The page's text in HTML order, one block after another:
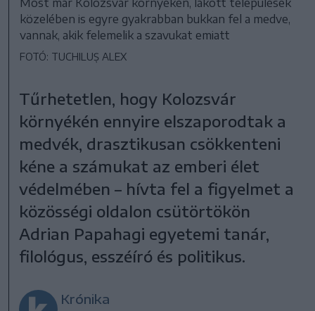
Most már Kolozsvár környékén, lakott települések
közelében is egyre gyakrabban bukkan fel a medve,
vannak, akik felemelik a szavukat emiatt
FOTÓ: TUCHILUȘ ALEX
Tűrhetetlen, hogy Kolozsvár
környékén ennyire elszaporodtak a
medvék, drasztikusan csökkenteni
kéne a számukat az emberi élet
védelmében – hívta fel a figyelmet a
közösségi oldalon csütörtökön
Adrian Papahagi egyetemi tanár,
filológus, esszéíró és politikus.
Krónika